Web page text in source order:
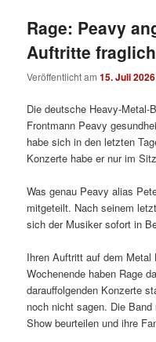
Rage: Peavy
Auftritte fraglich
Veröffentlicht am15. Juli 2026
Die deutsche Heavy-
Frontmann Peavy
habe sich in den letzten
Konzerte habe er nur im
Was genau Peavy alias
mitgeteilt. Nach seinem
sich der Musiker sofort in
Ihren Auftritt auf dem
Wochenende haben Rage
darauffolgenden Konzerte
noch nicht sagen. Die
Show beurteilen und ihre